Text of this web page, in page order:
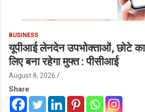
BUSINESS
यूपीआई लेनदेन उपभोक्ताओं, छोटे
लिए बना रहेगा मुफ्त : पीसीआई
August 8, 2026
Share